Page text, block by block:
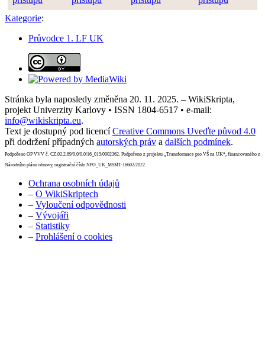
Kategorie:
Průvodce 1. LF UK
Stránka byla naposledy změněna 20. 11. 2025. – WikiSkripta,
projekt Univerzity Karlovy • ISSN 1804-6517 • e-mail:
info@wikiskripta.eu.
Text je dostupný pod licencíCreative Commons Uveďte původ 4.0
při dodržení případných autorských práv a dalších podmínek.
Podpořeno OP VVV č. CZ.02.2.69/0.0/0.0/16_015/0002362. Podpořeno z projektu „Transformace pro VŠ na UK“, financovaného z
Národního plánu obnovy, registrační číslo NPO_UK_MSMT-16602/2022.
Ochrana osobních údajů
– O WikiSkriptech
– Vyloučení odpovědnosti
– Vývojáři
– Statistiky
– Prohlášení o cookies